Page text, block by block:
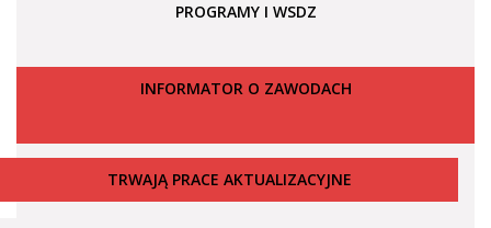
PROGRAMY I WSDZ
INFORMATOR O ZAWODACH
TRWAJĄ PRACE AKTUALIZACYJNE